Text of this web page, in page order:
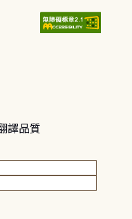
譯品質